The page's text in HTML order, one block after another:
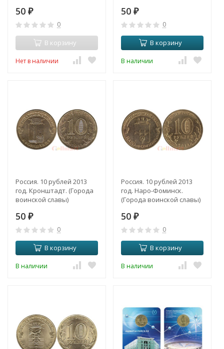
50 ₽
0
В корзину
Нет в наличии
50 ₽
0
В корзину
В наличии
Россия. 10 рублей 2013
год. Кронштадт. (Города
воинской славы)
50 ₽
0
В корзину
В наличии
Россия. 10 рублей 2013
год. Наро-Фоминск.
(Города воинской славы)
50 ₽
0
В корзину
В наличии